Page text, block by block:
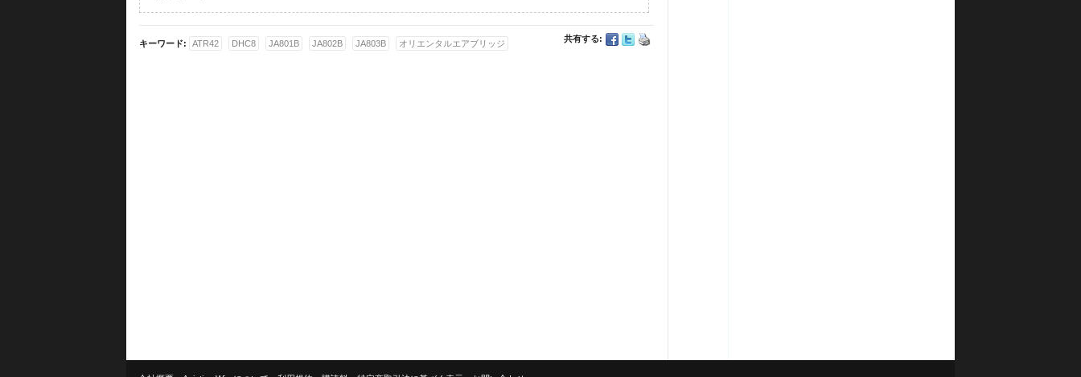
共有する:
キーワード: ATR42 DHC8 JA801B JA802B JA803B オリエンタルエアブリッジ